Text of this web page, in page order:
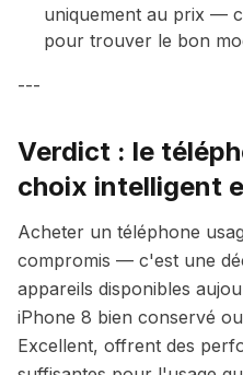
uniquement au prix —
pour trouver le bon
---
Verdict : le
choix intelligent
Acheter un téléphone
compromis — c'est une
appareils disponibles
iPhone 8 bien conservé
Excellent, offrent des